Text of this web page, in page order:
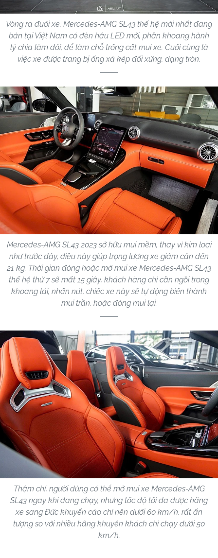
Vòng ra đuôi xe, Mercedes-AMG SL43 thế hệ mới nhất đang
bán tại Việt Nam có đèn hậu LED mới, phần khoang hành
lý chia làm đôi, để làm chỗ trống cất mui xe. Cuối cùng là
việc xe được trang bị ống xả kép đối xứng, dạng tròn.
Mercedes-AMG SL43 2023 sở hữu mui mềm, thay vì kim loại
như trước đây, điều này giúp trọng lượng xe giảm cân đến
21 kg. Thời gian đóng hoặc mở mui xe Mercedes-AMG SL43
thế hệ thứ 7 sẽ mất 15 giây, khách hàng chỉ cần ngồi trong
khoang lái, nhấn nút, chiếc xe này sẽ tự động biến thành
mui trần, hoặc đóng mui lại.
Thậm chí, người dùng có thể mở mui xe Mercedes-AMG
SL43 ngay khi đang chạy, nhưng tốc độ tối đa được hãng
xe sang Đức khuyến cáo chỉ nên dưới 60 km/h, rất ấn
tượng so với nhiều hãng khuyên khách chỉ chạy dưới 50
km/h.